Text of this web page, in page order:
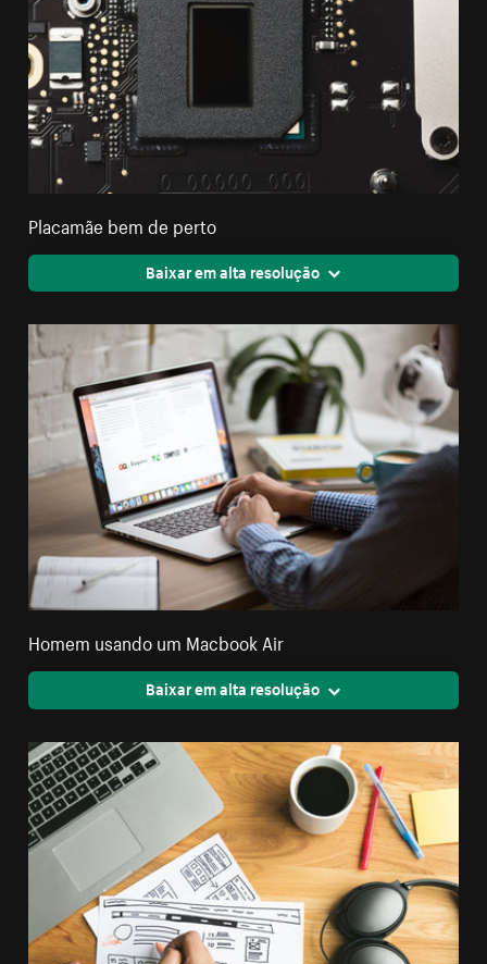
Placamãe bem de perto
Baixar em alta resolução
Homem usando um Macbook Air
Baixar em alta resolução